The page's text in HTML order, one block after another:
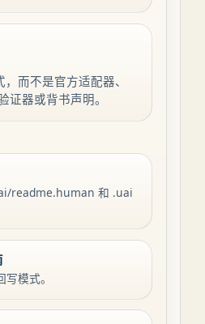
而不是官方适配器、
证器或背书声明。
readme.human 和 .uai
模式。